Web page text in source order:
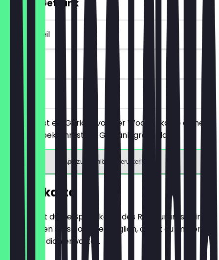
GRATIS Getränk
~€ 5 Vorteil
30 Tage
vor Ort
Du bestellst ein Gericht von der Wochenkarte deiner
Wahl und bekommst ein Getränk gratis dazu.
App zum Einlösen herunterladen
Speisekarte
Hier findest du die Speisekarte des Restaurants. Wir
aktualisieren sie so oft wie möglich, damit du immer
weißt, was dich erwartet.